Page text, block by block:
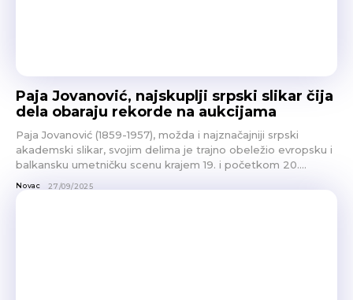
Paja Jovanović, najskuplji srpski slikar čija
dela obaraju rekorde na aukcijama
Paja Jovanović (1859-1957), možda i najznačajniji srpski
akademski slikar, svojim delima je trajno obeležio evropsku i
balkansku umetničku scenu krajem 19. i početkom 20....
Novac 27/09/2025